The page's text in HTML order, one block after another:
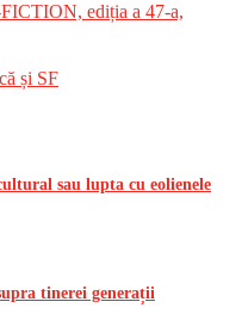
ediția a 47-a,
și SF
sau lupta cu eolienele
tinerei generații